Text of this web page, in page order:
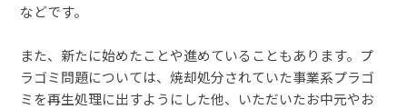
などです。
また、新たに始めたことや進めていることもあります。プ
ラゴミ問題については、焼却処分されていた事業系プラゴ
ミを再生処理に出すようにした他、いただいたお中元やお